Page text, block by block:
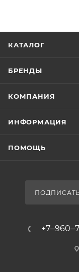
КАТАЛОГ
БРЕНДЫ
КОМПАНИЯ
ИНФОРМАЦИЯ
ПОМОЩЬ